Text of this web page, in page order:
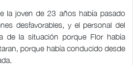
la joven de 23 años había pasado
desfavorables, y el personal del
de la situación porque Flor había
porque había conducido desde